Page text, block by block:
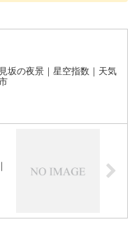
坂の夜景｜星空指数｜天気